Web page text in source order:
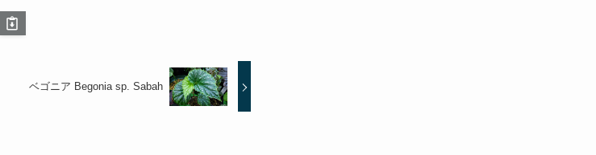
ベゴニア Begonia sp. Sabah